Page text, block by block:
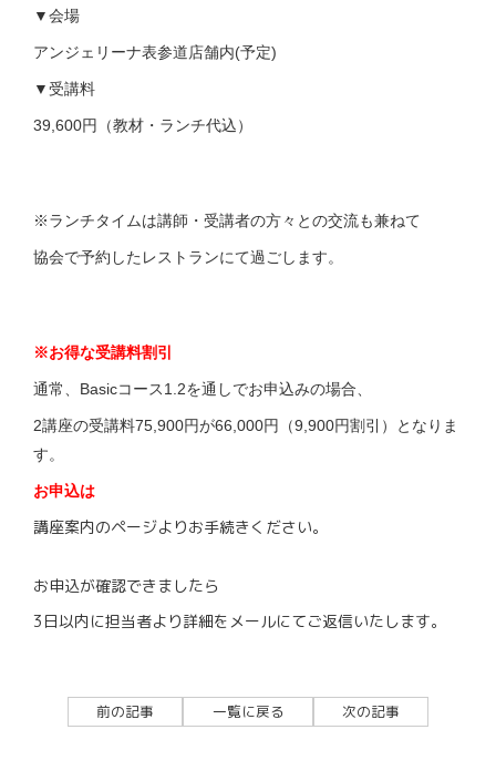
▼会場
アンジェリーナ表参道店舗内(予定)
▼受講料
39,600円（教材・ランチ代込）
※ランチタイムは講師・受講者の方々との交流も兼ねて
協会で予約したレストランにて過ごします。
※お得な受講料割引
通常、Basicコース1.2を通しでお申込みの場合、
2講座の受講料75,900円が66,000円（9,900円割引）となりま
す。
お申込は
講座案内のページよりお手続きください。
お申込が確認できましたら
3日以内に担当者より詳細をメールにてご返信いたします。
前の記事 一覧に戻る 次の記事